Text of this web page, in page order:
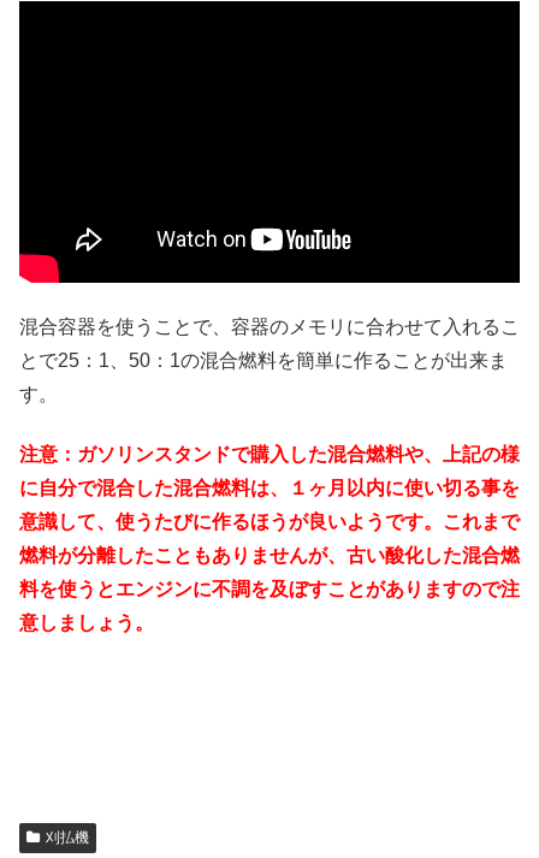
混合容器を使うことで、容器のメモリに合わせて入れるこ
とで25：1、50：1の混合燃料を簡単に作ることが出来ま
す。
注意：ガソリンスタンドで購入した混合燃料や、上記の様
に自分で混合した混合燃料は、１ヶ月以内に使い切る事を
意識して、使うたびに作るほうが良いようです。これまで
燃料が分離したこともありませんが、古い酸化した混合燃
料を使うとエンジンに不調を及ぼすことがありますので注
意しましょう。
刈払機